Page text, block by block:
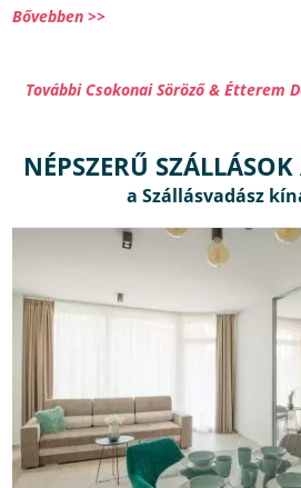
Bővebben >>
További Csokonai Söröző & Étterem
NÉPSZERŰ